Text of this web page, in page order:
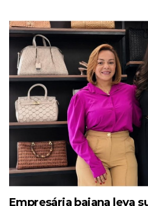
Empresária baiana leva